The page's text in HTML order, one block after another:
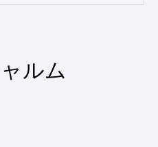
ルム